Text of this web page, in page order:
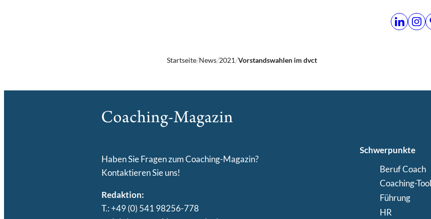
Startseite News 2021 Vorstandswahlen im dvct
Haben Sie Fragen zum Coaching-Magazin?
Kontaktieren Sie uns!
Redaktion:
T.: +49 (0) 541 98256-778
Schwerpunkte
Beruf Coach
Coaching-
Führung
HR